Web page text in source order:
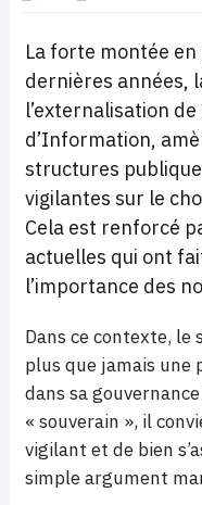
La forte montée en
dernières années,
l’externalisation
d’Information,
structures
vigilantes sur le
Cela est renforcé
actuelles qui ont
l’importance des
Dans ce contexte, le
plus que jamais
dans sa
« souverain », il
vigilant et de bien
simple argument